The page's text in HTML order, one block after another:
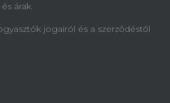
árak
jogairól és a szerződéstől